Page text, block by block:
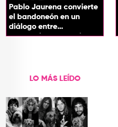
Pablo Jaurena convierte
el bandoneón en un
diálogo entre
generaciones con el
LO MÁS LEÍDO